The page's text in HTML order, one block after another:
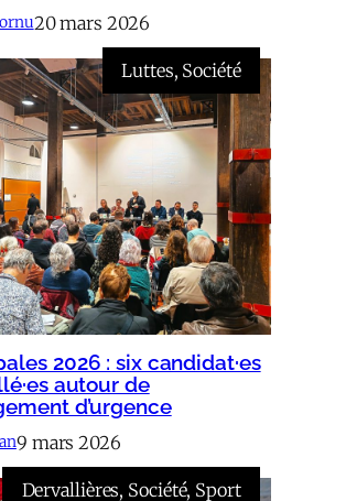
20 mars 2026
Luttes, Société
2026 : six candidat·es
autour de
d’urgence
9 mars 2026
Dervallières, Société, Sport